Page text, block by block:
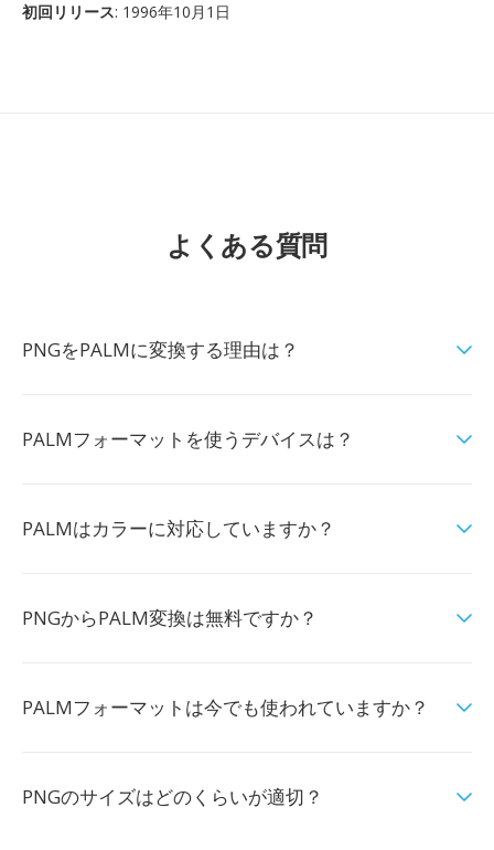
初回リリース: 1996年10月1日
よくある質問
PNGをPALMに変換する理由は？
PALMフォーマットを使うデバイスは？
PALMはカラーに対応していますか？
PNGからPALM変換は無料ですか？
PALMフォーマットは今でも使われていますか？
PNGのサイズはどのくらいが適切？